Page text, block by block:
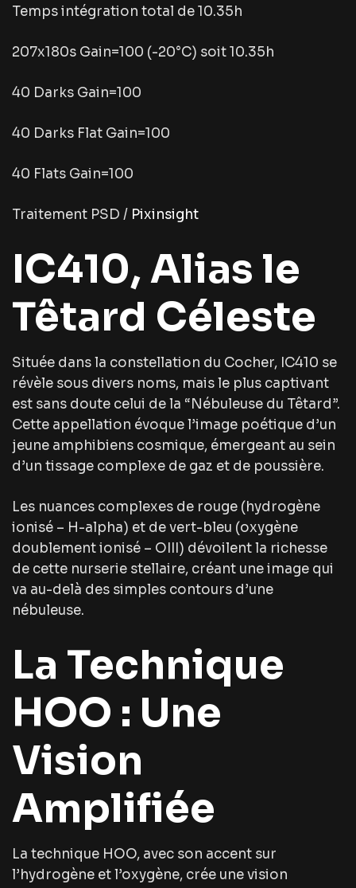
Temps intégration total de 10.35h
207x180s Gain=100 (-20°C) soit 10.35h
40 Darks Gain=100
40 Darks Flat Gain=100
40 Flats Gain=100
Traitement PSD / Pixinsight
IC410, Alias le
Têtard Céleste
Située dans la constellation du Cocher, IC410 se
révèle sous divers noms, mais le plus captivant
est sans doute celui de la “Nébuleuse du Têtard”.
Cette appellation évoque l’image poétique d’un
jeune amphibiens cosmique, émergeant au sein
d’un tissage complexe de gaz et de poussière.
Les nuances complexes de rouge (hydrogène
ionisé – H-alpha) et de vert-bleu (oxygène
doublement ionisé – OIII) dévoilent la richesse
de cette nurserie stellaire, créant une image qui
va au-delà des simples contours d’une
nébuleuse.
La Technique
HOO : Une
Vision
Amplifiée
La technique HOO, avec son accent sur
l’hydrogène et l’oxygène, crée une vision